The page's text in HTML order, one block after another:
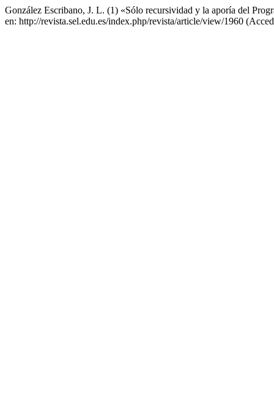
González Escribano, J. L. (1) «Sólo recursividad y la aporía del
en: http://revista.sel.edu.es/index.php/revista/article/view/1960